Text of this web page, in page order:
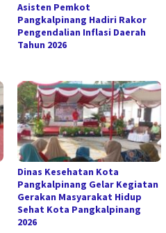
Asisten Pemkot
Pangkalpinang Hadiri Rakor
Pengendalian Inflasi Daerah
Tahun 2026
Dinas Kesehatan Kota
Pangkalpinang Gelar Kegiatan
Gerakan Masyarakat Hidup
Sehat Kota Pangkalpinang
2026